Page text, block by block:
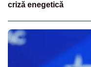
criză enegetică